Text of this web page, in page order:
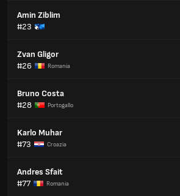
Amin Ziblim
#23
Zvan Gligor
#26
Romania
Bruno Costa
#28
Portogallo
Karlo Muhar
#73
Croazia
Andres Sfait
#77
Romania